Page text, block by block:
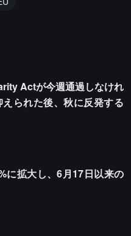
Actが今週通過しなけれ
られた後、秋に反発する
に拡大し、6月17日以来の